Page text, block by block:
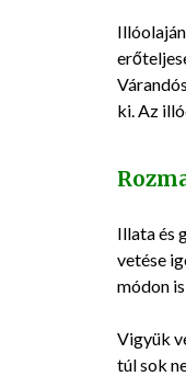
ki. Az
Illata és
vetése
módon
Vigyük
túl sok